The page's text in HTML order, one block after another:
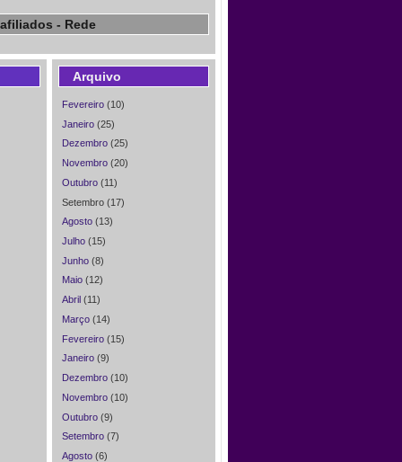
- Rede
Arquivo
Fevereiro (10)
Janeiro (25)
Dezembro (25)
Novembro (20)
Outubro (11)
Setembro (17)
Agosto (13)
Julho (15)
Junho (8)
Maio (12)
Abril (11)
Março (14)
Fevereiro (15)
Janeiro (9)
Dezembro (10)
Novembro (10)
Outubro (9)
Setembro (7)
Agosto (6)